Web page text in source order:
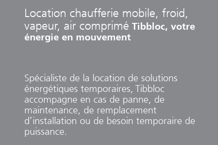
Location chaufferie mobile, froid,
vapeur, air comprimé Tibbloc, votre
énergie en mouvement
Spécialiste de la location de solutions
énergétiques temporaires, Tibbloc
accompagne en cas de panne, de
maintenance, de remplacement
d’installation ou de besoin temporaire de
puissance.